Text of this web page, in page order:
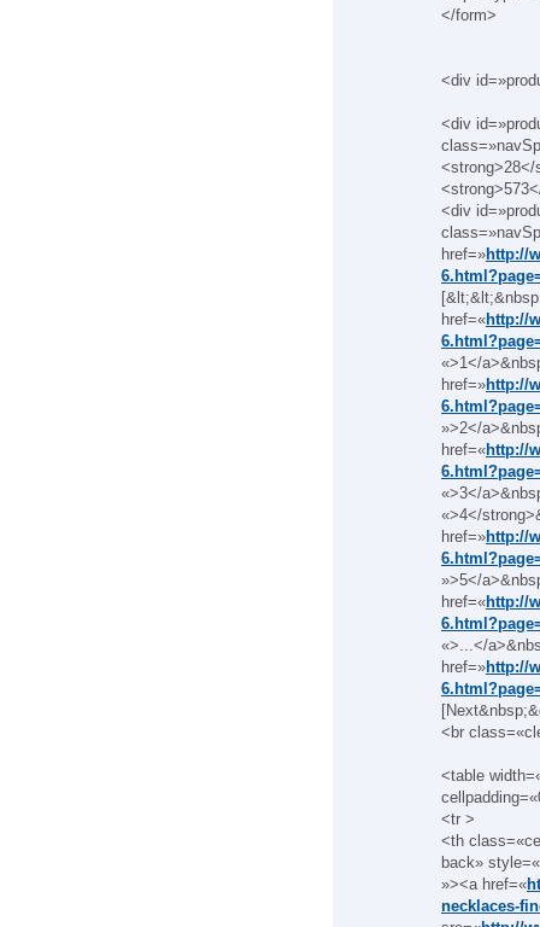
</form>
<div
<div
<strong>28</
<div
href=»http://
href=«http://
«>1</
href=»http://
»>2</
href=«http://
«>3</
«>4</
href=»http://
»>5</
href=«http://
«>...</
href=»http://
<br
<table
<tr >
<th
back»
»><a href=«
necklaces-